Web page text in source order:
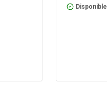
Disponible